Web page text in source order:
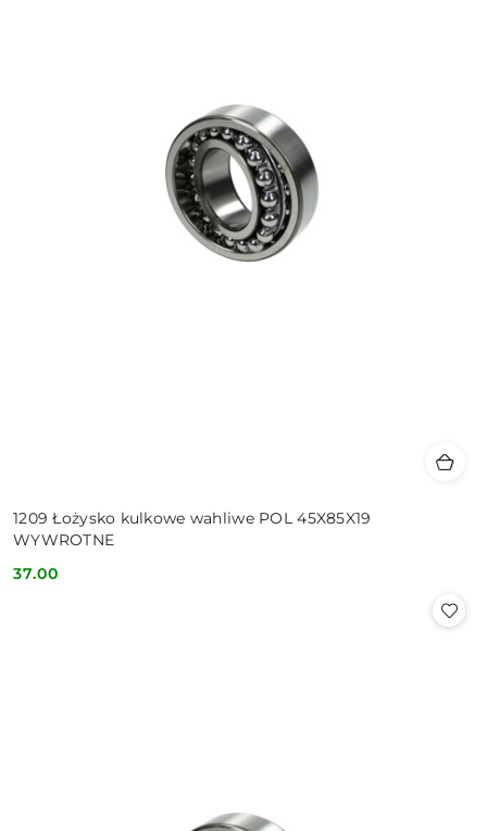
1209 Łożysko kulkowe wahliwe POL 45X85X19
WYWROTNE
Cena:
37.00